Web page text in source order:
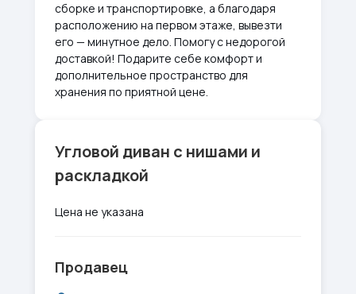
сборке и транспортировке, а благодаря
расположению на первом этаже, вывезти
его — минутное дело. Помогу с недорогой
доставкой! Подарите себе комфорт и
дополнительное пространство для
хранения по приятной цене.
Угловой диван с нишами и
раскладкой
Цена не указана
Продавец